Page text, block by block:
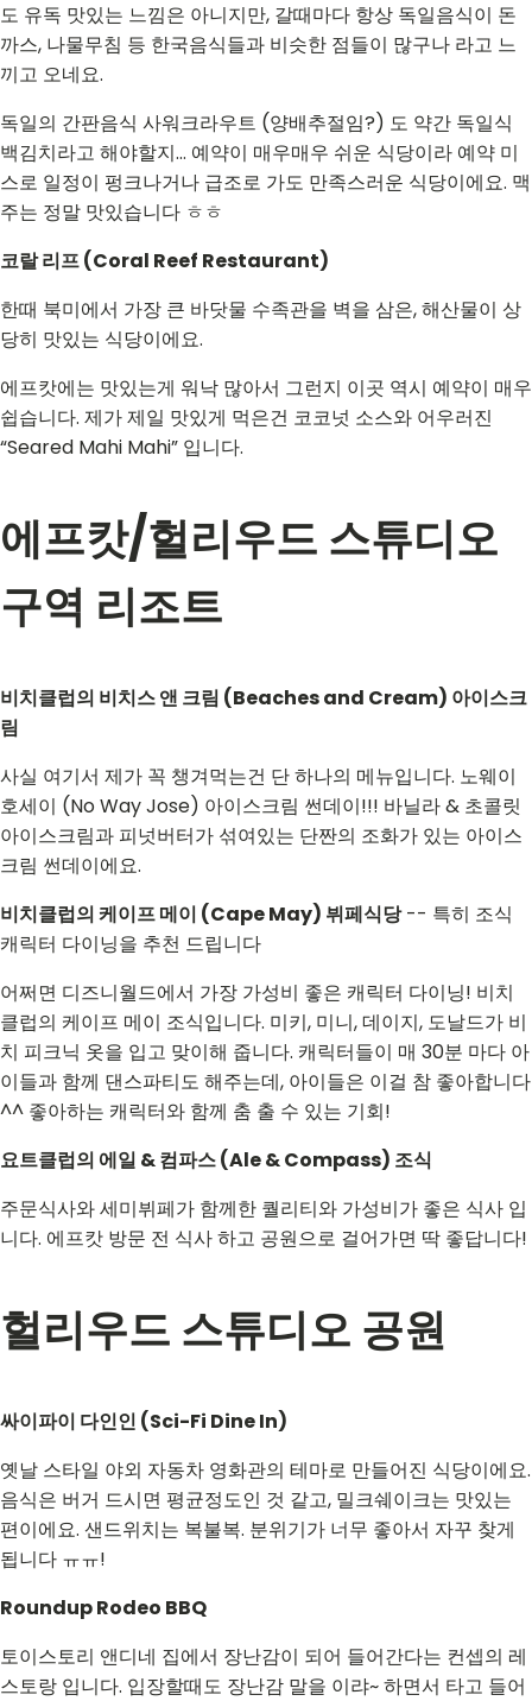
도 유독 맛있는 느낌은 아니지만, 갈때마다 항상 독일음식이 돈
까스, 나물무침 등 한국음식들과 비슷한 점들이 많구나 라고 느
끼고 오네요.
독일의 간판음식 사워크라우트 (양배추절임?) 도 약간 독일식
백김치라고 해야할지... 예약이 매우매우 쉬운 식당이라 예약 미
스로 일정이 펑크나거나 급조로 가도 만족스러운 식당이에요. 맥
주는 정말 맛있습니다 ㅎㅎ
코랄 리프 (Coral Reef Restaurant)
한때 북미에서 가장 큰 바닷물 수족관을 벽을 삼은, 해산물이 상
당히 맛있는 식당이에요.
에프캇에는 맛있는게 워낙 많아서 그런지 이곳 역시 예약이 매우
쉽습니다. 제가 제일 맛있게 먹은건 코코넛 소스와 어우러진
“Seared Mahi Mahi” 입니다.
에프캇/헐리우드 스튜디오
구역 리조트
비치클럽의 비치스 앤 크림 (Beaches and Cream) 아이스크
림
사실 여기서 제가 꼭 챙겨먹는건 단 하나의 메뉴입니다. 노웨이
호세이 (No Way Jose) 아이스크림 썬데이!!! 바닐라 & 초콜릿
아이스크림과 피넛버터가 섞여있는 단짠의 조화가 있는 아이스
크림 썬데이에요.
비치클럽의 케이프 메이 (Cape May) 뷔페식당-- 특히 조식
캐릭터 다이닝을 추천 드립니다
어쩌면 디즈니월드에서 가장 가성비 좋은 캐릭터 다이닝! 비치
클럽의 케이프 메이 조식입니다. 미키, 미니, 데이지, 도날드가 비
치 피크닉 옷을 입고 맞이해 줍니다. 캐릭터들이 매 30분 마다 아
이들과 함께 댄스파티도 해주는데, 아이들은 이걸 참 좋아합니다
^^ 좋아하는 캐릭터와 함께 춤 출 수 있는 기회!
요트클럽의 에일 & 컴파스 (Ale & Compass) 조식
주문식사와 세미뷔페가 함께한 퀄리티와 가성비가 좋은 식사 입
니다. 에프캇 방문 전 식사 하고 공원으로 걸어가면 딱 좋답니다!
헐리우드 스튜디오 공원
싸이파이 다인인 (Sci-Fi Dine In)
옛날 스타일 야외 자동차 영화관의 테마로 만들어진 식당이에요.
음식은 버거 드시면 평균정도인 것 같고, 밀크쉐이크는 맛있는
편이에요. 샌드위치는 복불복. 분위기가 너무 좋아서 자꾸 찾게
됩니다 ㅠㅠ!
Roundup Rodeo BBQ
토이스토리 앤디네 집에서 장난감이 되어 들어간다는 컨셉의 레
스토랑 입니다. 입장할때도 장난감 말을 이랴~ 하면서 타고 들어